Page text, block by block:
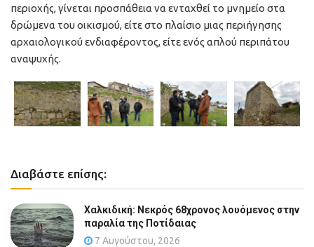
περιοχής, γίνεται προσπάθεια να ενταχθεί το μνημείο στα
δρώμενα του οικισμού, είτε στο πλαίσιο μιας περιήγησης
αρχαιολογικού ενδιαφέροντος, είτε ενός απλού περιπάτου
αναψυχής.
Διαβάστε επίσης:
Χαλκιδική: Νεκρός 68χρονος λουόμενος στην
παραλία της Ποτίδαιας
7 Αυγούστου, 2026